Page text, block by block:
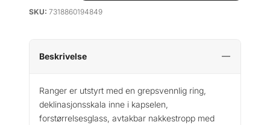
lSKU: 7318860194849
Beskrivelse
Ranger er utstyrt med en grepsvennlig ring,
deklinasjonsskala inne i kapselen,
forstørrelsesglass, avtakbar nakkestropp med